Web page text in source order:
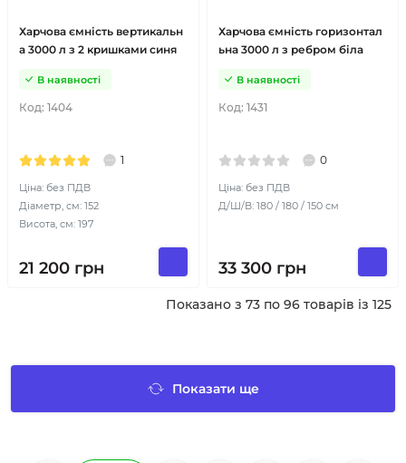
Харчова ємність вертикальн
а 3000 л з 2 кришками синя
Код: 1404
В наявності
1
Ціна: без ПДВ
Діаметр, см: 152
Висота, см: 197
21 200 грн
Харчова ємність горизонтал
ьна 3000 л з ребром біла
Код: 1431
В наявності
0
Ціна: без ПДВ
Д/Ш/В: 180 / 180 / 150 см
33 300 грн
Показано з 73 по 96 товарів із 125
Показати ще